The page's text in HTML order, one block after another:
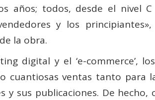
años; todos, desde el nivel
y los
la obra.
digital y el ‘e-commerce’,
cuantiosas ventas tanto para
y sus publicaciones. De